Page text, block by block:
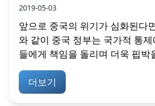
2019-05-03
앞으로 중국의 위기가 심화된다
와 같이 중국 정부는 국가적 통
들에게 책임을 돌리며 더욱 핍박
더보기